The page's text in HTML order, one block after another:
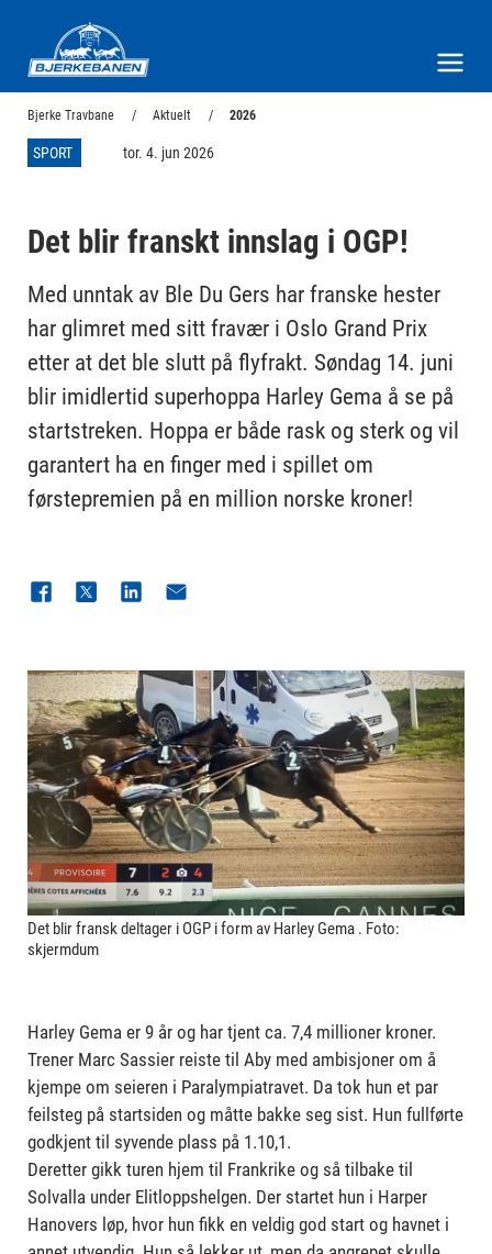
Bjerke Travbane Aktuelt 2026
SPORT tor. 4. jun 2026
Det blir franskt innslag i OGP!
Med unntak av Ble Du Gers har franske hester
har glimret med sitt fravær i Oslo Grand Prix
etter at det ble slutt på flyfrakt. Søndag 14. juni
blir imidlertid superhoppa Harley Gema å se på
startstreken. Hoppa er både rask og sterk og vil
garantert ha en finger med i spillet om
førstepremien på en million norske kroner!
Det blir fransk deltager i OGP i form av Harley Gema . Foto:
skjermdum
Harley Gema er 9 år og har tjent ca. 7,4 millioner kroner.
Trener Marc Sassier reiste til Aby med ambisjoner om å
kjempe om seieren i Paralympiatravet. Da tok hun et par
feilsteg på startsiden og måtte bakke seg sist. Hun fullførte
godkjent til syvende plass på 1.10,1.
Deretter gikk turen hjem til Frankrike og så tilbake til
Solvalla under Elitloppshelgen. Der startet hun i Harper
Hanovers løp, hvor hun fikk en veldig god start og havnet i